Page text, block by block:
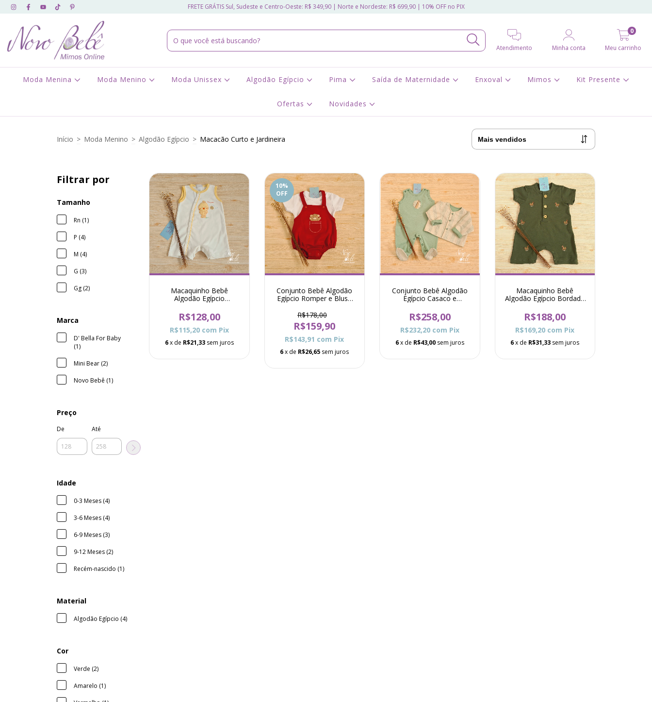
FRETE GRÁTIS Sul, Sudeste e Centro-Oeste: R$ 349,90 | Norte e Nordeste: R$ 699,90 | 10% OFF no PIX
Atendimento Minha conta Meu carrinho
0
Moda Menina Moda Menino Moda Unissex Algodão Egípcio Pima Saída de Maternidade Enxoval Mimos Kit Presente
Ofertas Novidades
Início > Moda Menino > Algodão Egípcio > Macacão Curto e Jardineira
Filtrar por
Tamanho
Rn (1)
P (4)
M (4)
G (3)
Gg (2)
Marca
D' Bella For Baby
(1)
Mini Bear (2)
Novo Bebê (1)
Preço
De Até
Idade
0-3 Meses (4)
3-6 Meses (4)
6-9 Meses (3)
9-12 Meses (2)
Recém-nascido (1)
Material
Algodão Egípcio (4)
Cor
Verde (2)
Amarelo (1)
Macaquinho Bebê
Algodão Egípcio
Amarelo
R$128,00
R$115,20 com Pix
6x de R$21,33 sem juros
10%
OFF
Conjunto Bebê Algodão
Egípcio Romper e Blusa
R$178,00
R$159,90
R$143,91 com Pix
6x de R$26,65 sem juros
Conjunto Bebê Algodão
Egípcio Casaco e
Verde
R$258,00
R$232,20 com Pix
6x de R$43,00 sem juros
Macaquinho Bebê
Algodão Egípcio Bordado
Musgo
R$188,00
R$169,20 com Pix
6x de R$31,33 sem juros